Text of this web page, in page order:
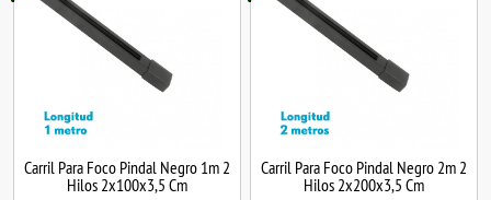
Carril Para Foco Pindal Negro 1m 2
Hilos 2x100x3,5 Cm
Carril Para Foco Pindal Negro 2m 2
Hilos 2x200x3,5 Cm